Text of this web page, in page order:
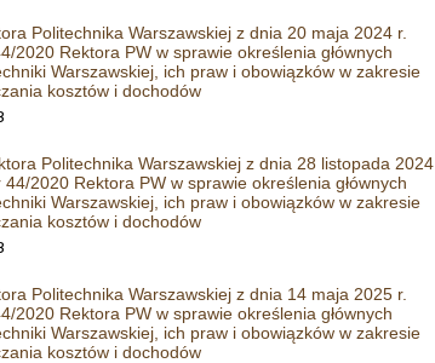
Politechnika Warszawskiej z dnia 20 maja 2024 r.
2020 Rektora PW w sprawie określenia głównych
Warszawskiej, ich praw i obowiązków w zakresie
kosztów i dochodów
Politechnika Warszawskiej z dnia 28 listopada 2024
2020 Rektora PW w sprawie określenia głównych
Warszawskiej, ich praw i obowiązków w zakresie
kosztów i dochodów
Politechnika Warszawskiej z dnia 14 maja 2025 r.
2020 Rektora PW w sprawie określenia głównych
Warszawskiej, ich praw i obowiązków w zakresie
kosztów i dochodów